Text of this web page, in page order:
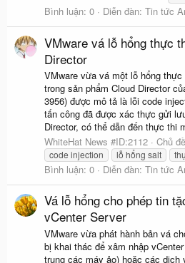
Bình luận: 0 Diễn đàn: Tin tức
VMware vá lỗ hổng thực
Director
VMware vừa vá một lỗ hổng
trong sản phẩm Cloud Director
3956) được mô tả là lỗi code
tấn công đã được xác thực gửi
Director, có thể dẫn đến thực thi
WhiteHat News #ID:2112
Chủ đề
code injection lỗ hổng salt
Bình luận: 0 Diễn đàn: Tin tức
Vá lỗ hổng cho phép tin
vCenter Server
VMware vừa phát hành bản vá
bị khai thác để xâm nhập
trung các máy ảo) hoặc các dịch